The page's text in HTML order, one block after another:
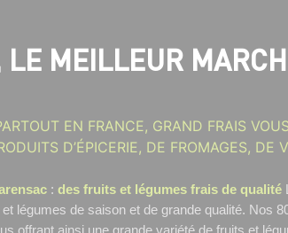
MEILLEUR
EN FRANCE, GRAND FRAIS
D’ÉPICERIE, DE FROMAGES,
: des fruits et légumes frais de qualité
légumes de saison et de grande qualité. Nos